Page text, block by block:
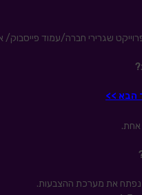
שגרירי חברה/עמוד
?
הבא >>
אחת.
נפתח את מערכת ההצבעות.